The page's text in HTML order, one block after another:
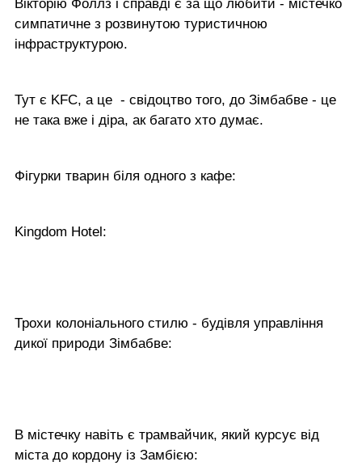
Вікторію Фоллз і справді є за що любити - містечко
симпатичне з розвинутою туристичною
інфраструктурою.
Тут є KFC, а це - свідоцтво того, до Зімбабве - це
не така вже і діра, ак багато хто думає.
Фігурки тварин біля одного з кафе:
Kingdom Hotel:
Трохи колоніального стилю - будівля управління
дикої природи Зімбабве:
В містечку навіть є трамвайчик, який курсує від
міста до кордону із Замбією: